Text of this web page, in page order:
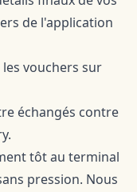
de l'application
vouchers sur
échangés contre
tôt au terminal
pression. Nous